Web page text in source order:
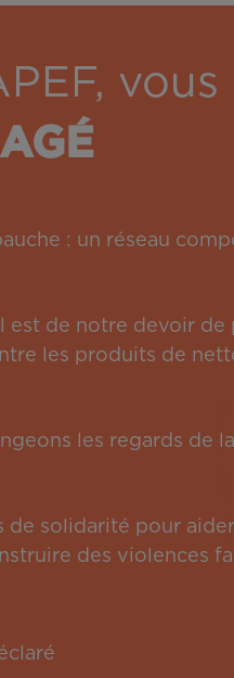
: un réseau
est de notre devoir de
les produits de
les regards de
de solidarité pour
des violences